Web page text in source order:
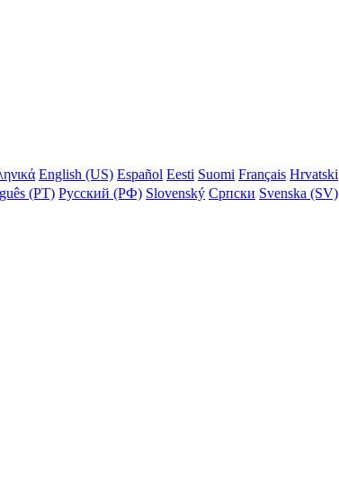
English (US) Español Eesti Suomi Français Hrvatski
(PT) Русский (РФ) Slovenský Српски Svenska (SV)